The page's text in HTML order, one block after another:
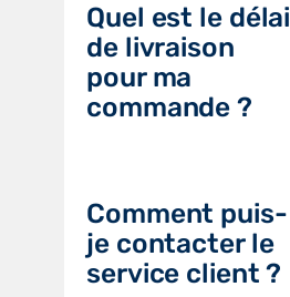
Quel est le délai
de livraison
pour ma
commande ?
Comment puis-
je contacter le
service client ?